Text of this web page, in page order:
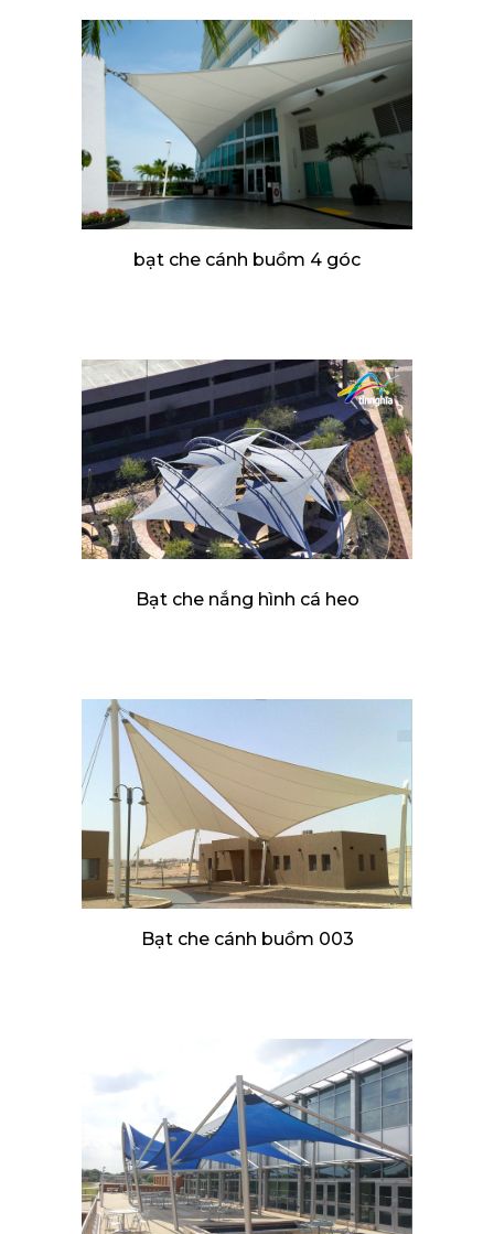
bạt che cánh buồm 4 góc
Bạt che nắng hình cá heo
Bạt che cánh buồm 003